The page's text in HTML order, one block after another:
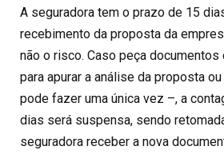
A seguradora tem o prazo de 15
recebimento da proposta da
não o risco. Caso peça
para apurar a análise da proposta
pode fazer uma única vez –, a
dias será suspensa, sendo
seguradora receber a nova